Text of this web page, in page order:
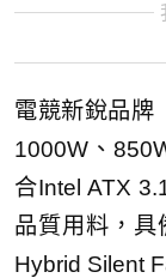
電競新銳品牌
1000W、
合Intel ATX
品質用料，具
Hybrid Silent